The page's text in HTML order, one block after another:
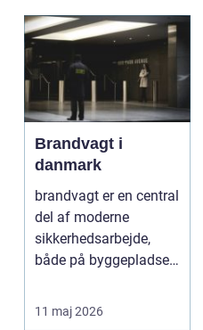
Brandvagt i
danmark
brandvagt er en central
del af moderne
sikkerhedsarbejde,
både på byggepladser,
11 maj 2026